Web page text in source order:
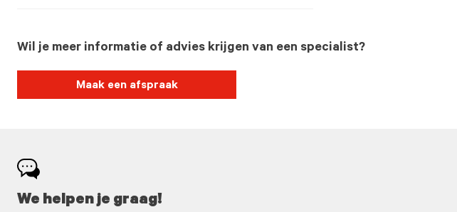
Wil je meer informatie of advies krijgen van een specialist?
Maak een afspraak
We helpen je graag!